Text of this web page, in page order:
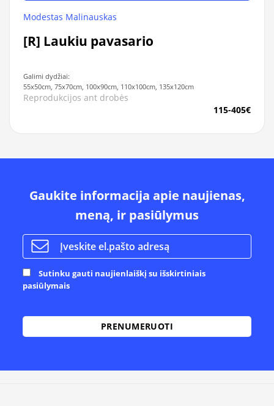
Modestas Malinauskas
[R] Laukiu pavasario
Galimi dydžiai:
55x50cm, 75x70cm, 100x90cm, 110x100cm, 135x120cm
Reprodukcijos ant drobės
115-405€
Gaukite informacija apie naujienas,
meną, ir pasiūlymus
Sutinku gauti naujienlaiškį su išskirtiniais
pasiūlymais